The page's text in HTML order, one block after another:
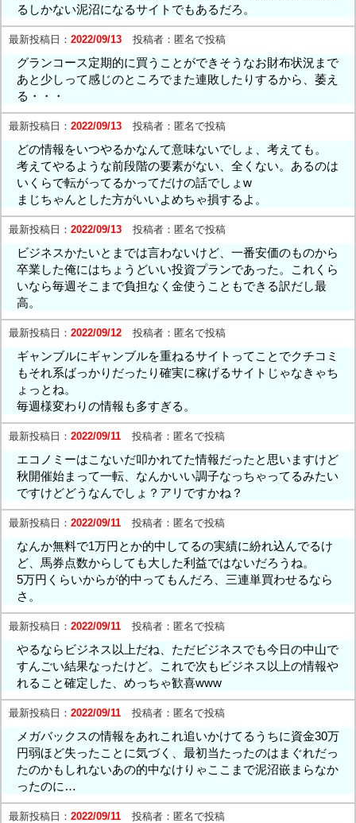
るしかない泥沼になるサイトでもあるだろ。
最新投稿日： 2022/09/13 投稿者： 匿名で投稿
グランコース定期的に買うことができそうなお財布状況まで
あと少しって感じのところでまた連敗したりするから、萎え
る・・・
最新投稿日： 2022/09/13 投稿者： 匿名で投稿
どの情報をいつやるかなんて意味ないでしょ、考えても。
考えてやるような前段階の要素がない、全くない。あるのは
いくらで転がってるかってだけの話でしょw
まじちゃんとした方がいいよめちゃ損するよ。
最新投稿日： 2022/09/13 投稿者： 匿名で投稿
ビジネスかたいとまでは言わないけど、一番安価のものから
卒業した俺にはちょうどいい投資プランであった。これくら
いなら毎週そこまで負担なく金使うこともできる訳だし最
高。
最新投稿日： 2022/09/12 投稿者： 匿名で投稿
ギャンブルにギャンブルを重ねるサイトってことでクチコミ
もそれ系ばっかりだったり確実に稼げるサイトじゃなきゃち
ょっとね。
毎週様変わりの情報も多すぎる。
最新投稿日： 2022/09/11 投稿者： 匿名で投稿
エコノミーはこないだ叩かれてた情報だったと思いますけど
秋開催始まって一転、なんかいい調子なっちゃってるみたい
ですけどどうなんでしょ？アリですかね？
最新投稿日： 2022/09/11 投稿者： 匿名で投稿
なんか無料で1万円とか的中してるの実績に紛れ込んでるけ
ど、馬券点数からしても大した利益ではないだろうね。
5万円くらいからが的中ってもんだろ、三連単買わせるなら
さ。
最新投稿日： 2022/09/11 投稿者： 匿名で投稿
やるならビジネス以上だね、ただビジネスでも今日の中山で
すんごい結果なったけど。これで次もビジネス以上の情報や
れること確定した、めっちゃ歓喜www
最新投稿日： 2022/09/11 投稿者： 匿名で投稿
メガバックスの情報をあれこれ追いかけてるうちに資金30万
円弱ほど失ったことに気づく、最初当たったのはまぐれだっ
たのかもしれないあの的中なけりゃここまで泥沼嵌まらなか
ったのに…
最新投稿日： 2022/09/11 投稿者： 匿名で投稿